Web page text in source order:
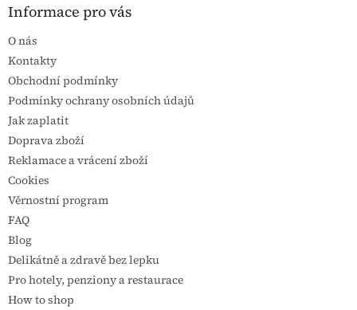
Informace pro vás
O nás
Kontakty
Obchodní podmínky
Podmínky ochrany osobních údajů
Jak zaplatit
Doprava zboží
Reklamace a vrácení zboží
Cookies
Věrnostní program
FAQ
Blog
Delikátně a zdravě bez lepku
Pro hotely, penziony a restaurace
How to shop